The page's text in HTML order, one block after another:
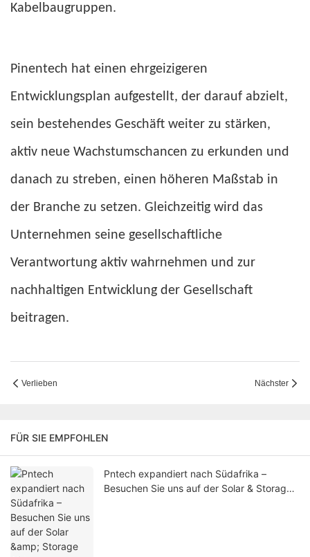
Kabelbaugruppen.
Pinentech hat einen ehrgeizigeren
Entwicklungsplan aufgestellt, der darauf abzielt,
sein bestehendes Geschäft weiter zu stärken,
aktiv neue Wachstumschancen zu erkunden und
danach zu streben, einen höheren Maßstab in
der Branche zu setzen. Gleichzeitig wird das
Unternehmen seine gesellschaftliche
Verantwortung aktiv wahrnehmen und zur
nachhaltigen Entwicklung der Gesellschaft
beitragen.
Verlieben Nächster
FÜR SIE EMPFOHLEN
Pntech expandiert nach Südafrika –
Besuchen Sie uns auf der Solar & Storage